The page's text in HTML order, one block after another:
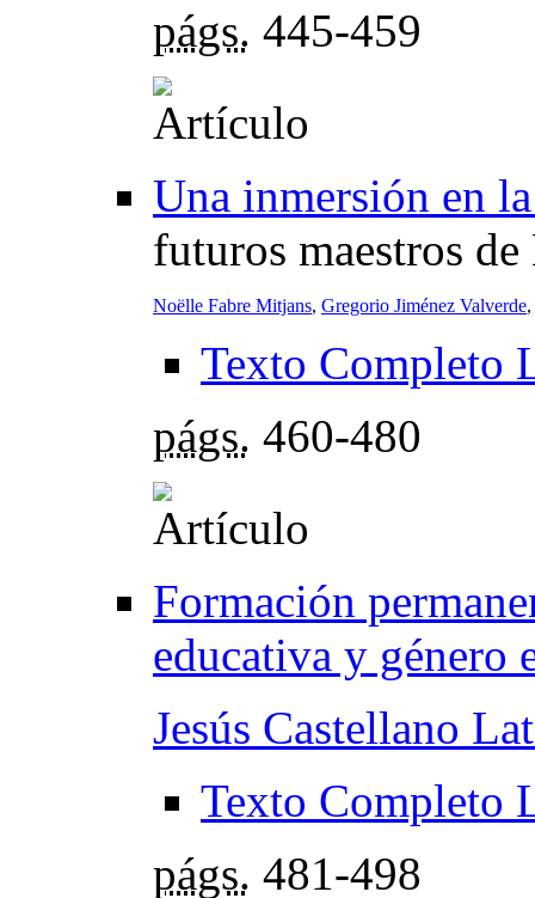
págs. 445-459
Una inmersión en
futuros maestros
Noëlle Fabre Mitjans, Gregorio Jiménez Valverde,
Texto Completo
págs. 460-480
Formación
educativa y género
Jesús Castellano
Texto Completo
págs. 481-498